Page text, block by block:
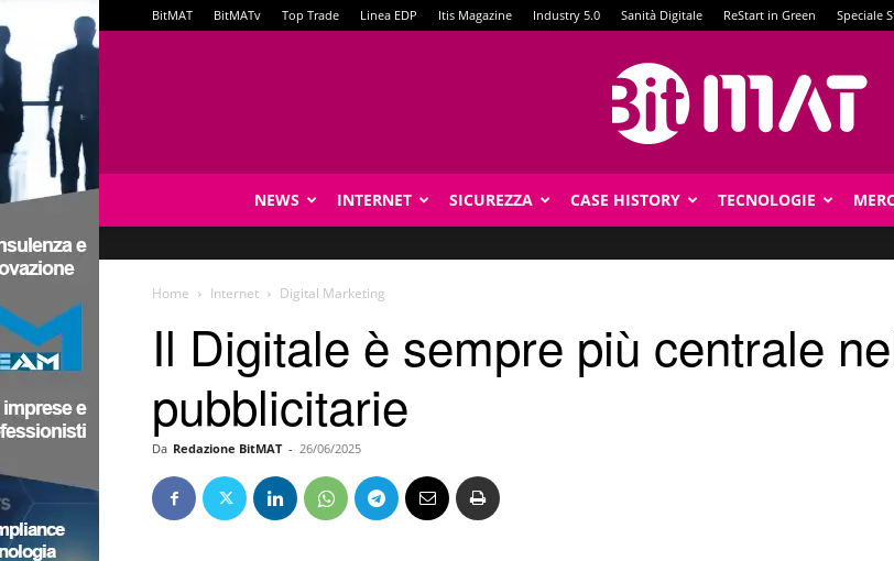
BitMAT BitMATv Top Trade Linea EDP Itis Magazine Industry 5.0 Sanità Digitale ReStart in Green Speciale
NEWS INTERNET SICUREZZA CASE HISTORY TECNOLOGIE
Home Internet Digital Marketing
Il Digitale è sempre più centrale
pubblicitarie
Da Redazione BitMAT - 26/06/2025